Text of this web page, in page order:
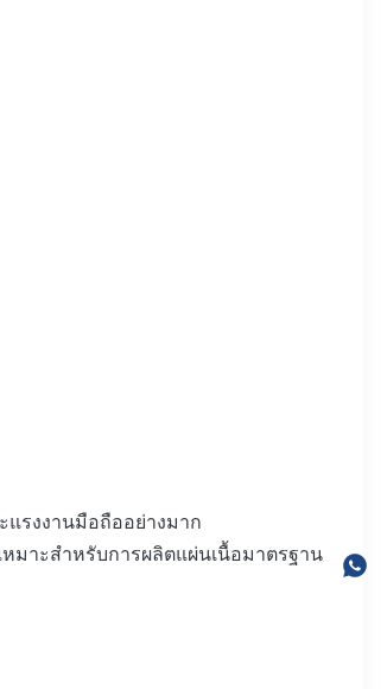
รงงานมือถืออย่างมาก
มาะสําหรับการผลิตแผ่นเนื้อมาตรฐาน